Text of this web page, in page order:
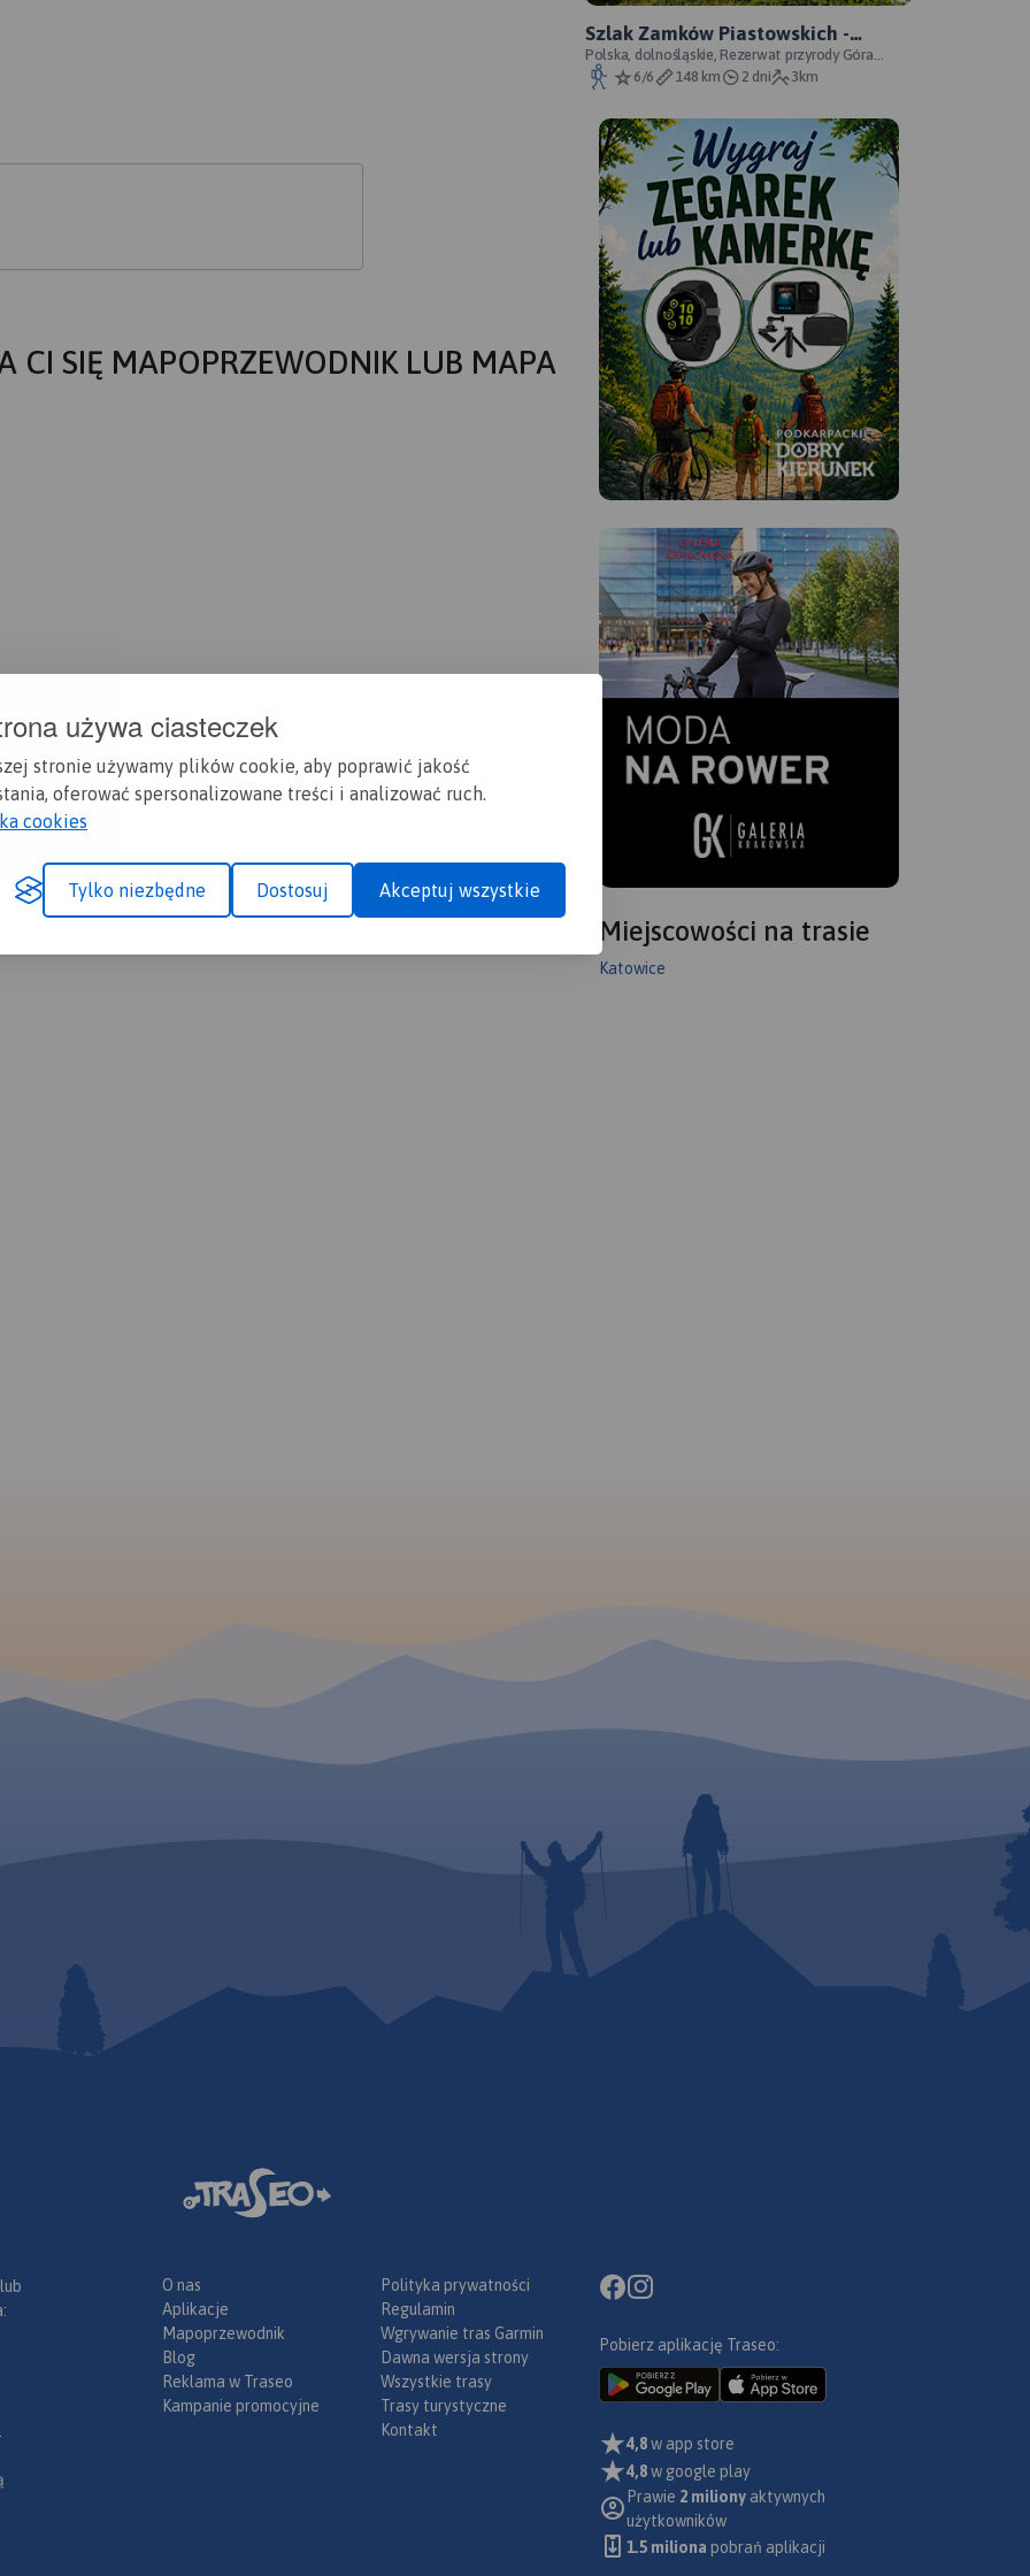
używa ciasteczek
stronie używamy plików cookie, aby poprawić jakość
oferować spersonalizowane treści i analizować ruch.
cookies
Tylko niezbędne Dostosuj Akceptuj wszystkie
CI SIĘ MAPOPRZEWODNIK LUB MAPA
Szlak Zamków Piastowskich -
oficjalny przebieg
Polska, dolnośląskie, Rezerwat przyrody Góra
Choina, Zagórze Śląskie, powiat wałbrzyski
6/6 148 km 2 dni 3km
Miejscowości na trasie
Katowice
O nas
Aplikacje
Mapoprzewodnik
Blog
Reklama w Traseo
Kampanie promocyjne
Polityka prywatności
Regulamin
Wgrywanie tras Garmin
Dawna wersja strony
Wszystkie trasy
Trasy turystyczne
Kontakt
Pobierz aplikację Traseo:
4,8w app store
4,8w google play
Prawie 2 miliony aktywnych
użytkowników
1.5 miliona pobrań aplikacji